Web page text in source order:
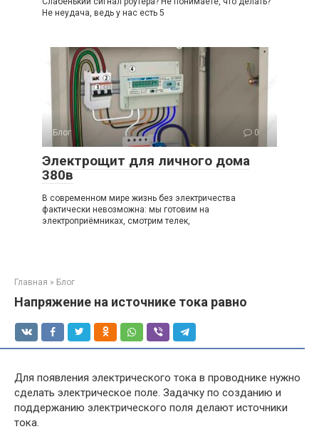
Не неудача, ведь у нас есть 5
Блог 0
Электрощит для личного дома
380в
В современном мире жизнь без электричества
фактически невозможна: мы готовим на
электроприёмниках, смотрим телек,
Главная » Блог
Напряжение на источнике тока равно
Для появления электрического тока в проводнике нужно
сделать электрическое поле. Задачку по созданию и
поддержанию электрического поля делают источники
тока.